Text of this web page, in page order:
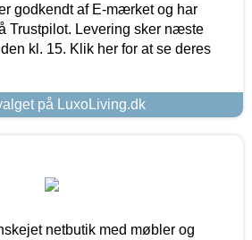
godkendt af E-mærket og har
Trustpilot. Levering sker næste
kl. 15. Klik her for at se deres
på LuxoLiving.dk
netbutik med møbler og